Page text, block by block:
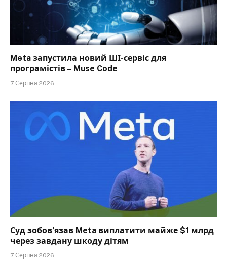
Meta запустила новий ШІ-сервіс для
програмістів – Muse Code
7 Серпня 2026
Суд зобов’язав Meta виплатити майже $1 млрд
через завдану шкоду дітям
7 Серпня 2026